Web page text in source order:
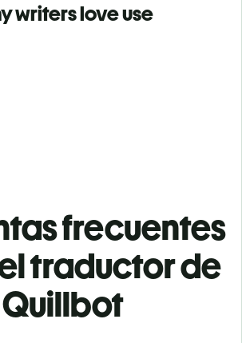
writers love use
frecuentes
traductor de
Quillbot